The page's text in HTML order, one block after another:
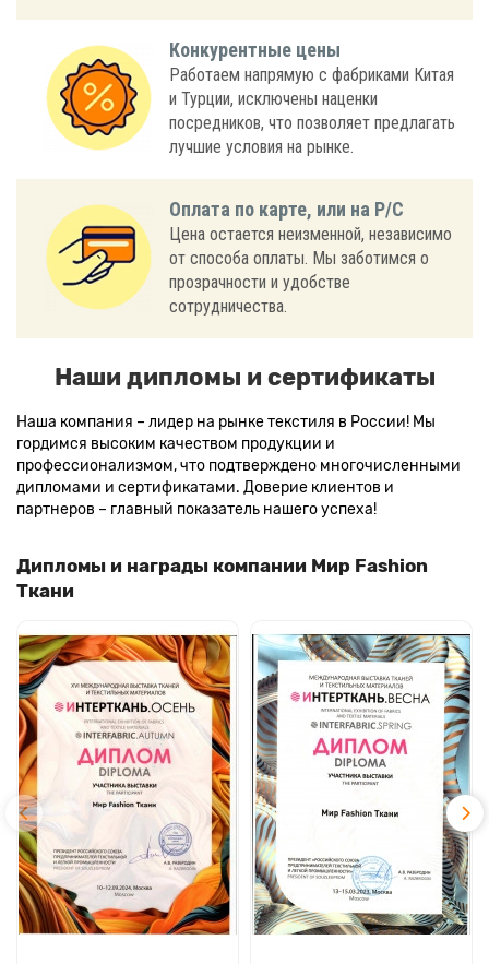
Конкурентные цены
Работаем напрямую с фабриками Китая
и Турции, исключены наценки
посредников, что позволяет предлагать
лучшие условия на рынке.
Оплата по карте, или на Р/С
Цена остается неизменной, независимо
от способа оплаты. Мы заботимся о
прозрачности и удобстве
сотрудничества.
Наши дипломы и сертификаты
Наша компания – лидер на рынке текстиля в России! Мы
гордимся высоким качеством продукции и
профессионализмом, что подтверждено многочисленными
дипломами и сертификатами. Доверие клиентов и
партнеров – главный показатель нашего успеха!
Дипломы и награды компании Мир Fashion
Ткани